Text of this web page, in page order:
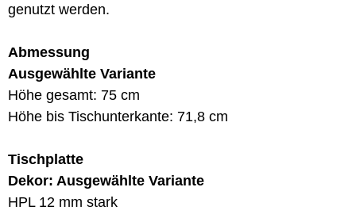
genutzt werden.
Abmessung
Ausgewählte Variante
Höhe gesamt: 75 cm
Höhe bis Tischunterkante: 71,8 cm
Tischplatte
Dekor: Ausgewählte Variante
HPL 12 mm stark